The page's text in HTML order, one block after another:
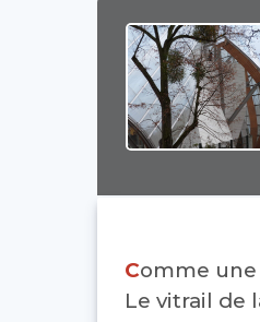
Comme
Le vitrail de